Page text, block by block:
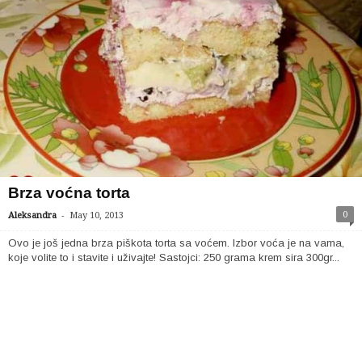
Brza voćna torta
Aleksandra - May 10, 2013 0
Ovo je još jedna brza piškota torta sa voćem. Izbor voća je na vama,
koje volite to i stavite i uživajte! Sastojci: 250 grama krem sira 300gr...